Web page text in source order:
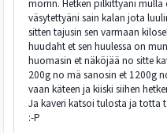
morrin. Hetken pilkittyäni mulla
väsytettyäni sain kalan jota
sitten tajusin sen varmaan
huudaht et sen huulessa on
huomasin et näköjää no sitte
200g no mä sanosin et 1200g
vaan käteen ja kiiski siihen
Ja kaveri katsoi tulosta ja totta
:-P